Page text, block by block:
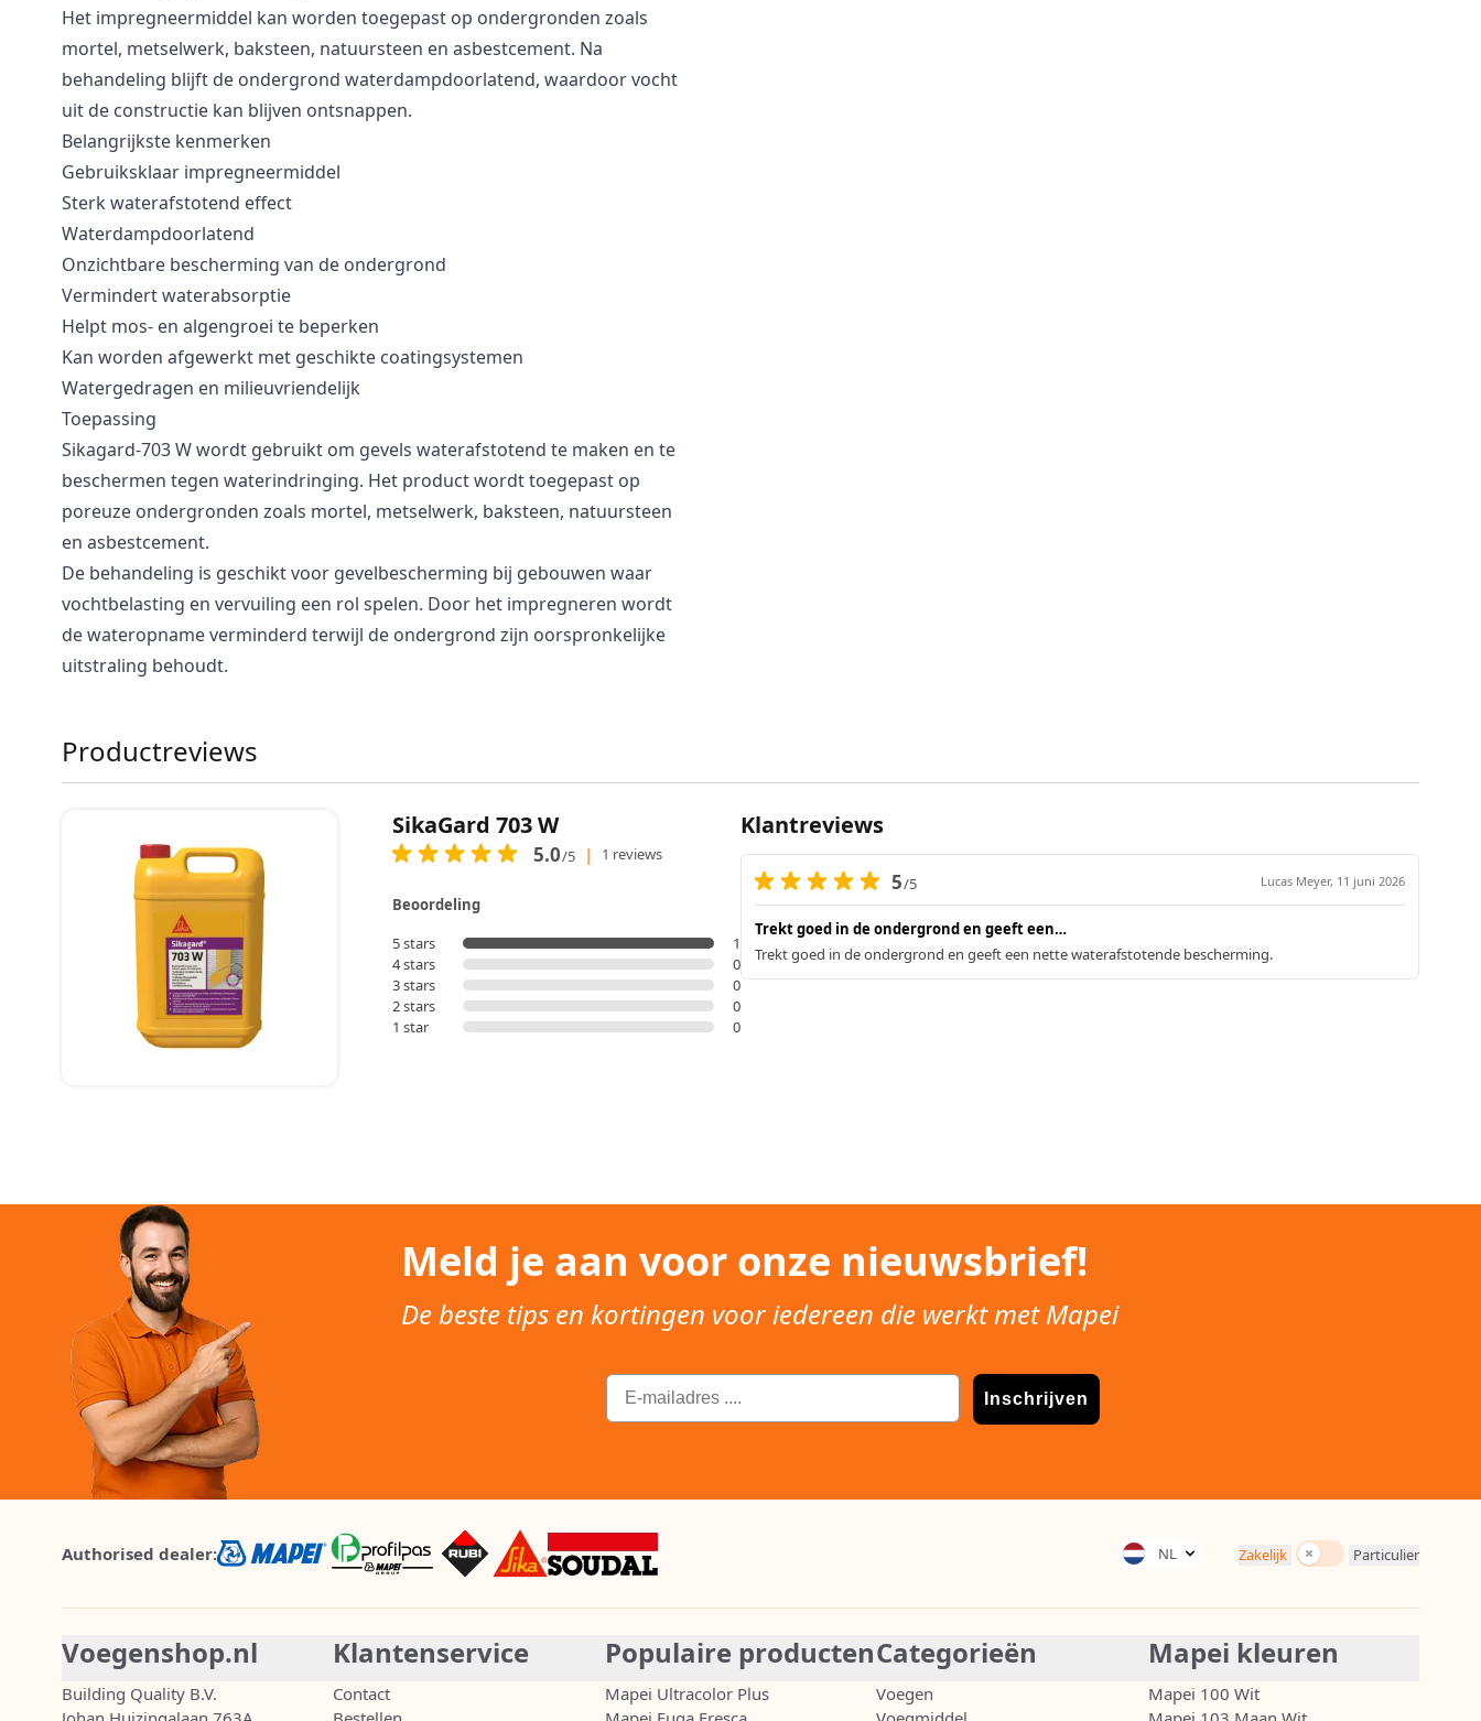
Het impregneermiddel kan worden toegepast op ondergronden zoals
mortel, metselwerk, baksteen, natuursteen en asbestcement. Na
behandeling blijft de ondergrond waterdampdoorlatend, waardoor vocht
uit de constructie kan blijven ontsnappen.
Belangrijkste kenmerken
Gebruiksklaar impregneermiddel
Sterk waterafstotend effect
Waterdampdoorlatend
Onzichtbare bescherming van de ondergrond
Vermindert waterabsorptie
Helpt mos- en algengroei te beperken
Kan worden afgewerkt met geschikte coatingsystemen
Watergedragen en milieuvriendelijk
Toepassing
Sikagard-703 W wordt gebruikt om gevels waterafstotend te maken en te
beschermen tegen waterindringing. Het product wordt toegepast op
poreuze ondergronden zoals mortel, metselwerk, baksteen, natuursteen
en asbestcement.
De behandeling is geschikt voor gevelbescherming bij gebouwen waar
vochtbelasting en vervuiling een rol spelen. Door het impregneren wordt
de wateropname verminderd terwijl de ondergrond zijn oorspronkelijke
uitstraling behoudt.
Productreviews
SikaGard 703 W
5.0/5 | 1 reviews
Beoordeling
5 stars
1
4 stars
0
3 stars
0
2 stars
0
1 star
0
Klantreviews
5/5 Lucas Meyer, 11 juni 2026
Trekt goed in de ondergrond en geeft een…
Trekt goed in de ondergrond en geeft een nette waterafstotende bescherming.
Meld je aan voor onze nieuwsbrief!
De beste tips en kortingen voor iedereen die werkt met Mapei
Email
Inschrijven
Authorised dealer: NL Zakelijk Incl. BTWParticulier
Voegenshop.nl
Building Quality B.V.
Klantenservice
Contact
Populaire producten
Mapei Ultracolor Plus
Categorieën
Voegen
Mapei kleuren
Mapei 100 Wit